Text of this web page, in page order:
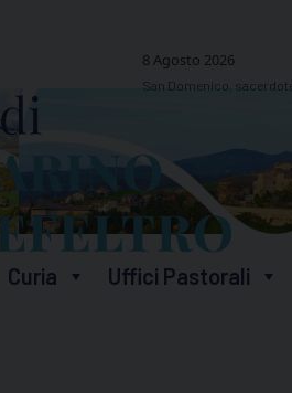
8 Agosto 2026
San Domenico, sacerdote
Curia Uffici Pastorali